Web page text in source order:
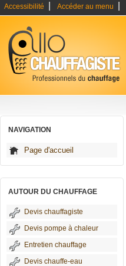
Accessibilité Accéder au menu
NAVIGATION
Page d'accueil
AUTOUR DU CHAUFFAGE
Devis chauffagiste
Devis pompe à chaleur
Entretien chauffage
Devis chauffe-eau